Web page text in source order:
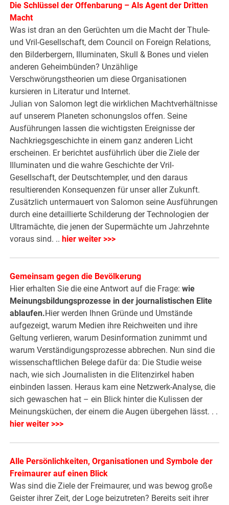
Die Schlüssel der Offenbarung – Als Agent der Dritten
Macht
Was ist dran an den Gerüchten um die Macht der Thule-
und Vril-Gesellschaft, dem Council on Foreign Relations,
den Bilderbergern, Illuminaten, Skull & Bones und vielen
anderen Geheimbünden? Unzählige
Verschwörungstheorien um diese Organisationen
kursieren in Literatur und Internet.
Julian von Salomon legt die wirklichen Machtverhältnisse
auf unserem Planeten schonungslos offen. Seine
Ausführungen lassen die wichtigsten Ereignisse der
Nachkriegsgeschichte in einem ganz anderen Licht
erscheinen. Er berichtet ausführlich über die Ziele der
Illuminaten und die wahre Geschichte der Vril-
Gesellschaft, der Deutschtempler, und den daraus
resultierenden Konsequenzen für unser aller Zukunft.
Zusätzlich untermauert von Salomon seine Ausführungen
durch eine detaillierte Schilderung der Technologien der
Ultramächte, die jenen der Supermächte um Jahrzehnte
voraus sind. .. hier weiter >>>
Gemeinsam gegen die Bevölkerung
Hier erhalten Sie die eine Antwort auf die Frage:wie
Meinungsbildungsprozesse in der journalistischen Elite
ablaufen.Hier werden Ihnen Gründe und Umstände
aufgezeigt, warum Medien ihre Reichweiten und ihre
Geltung verlieren, warum Desinformation zunimmt und
warum Verständigungsprozesse abbrechen. Nun sind die
wissenschaftlichen Belege dafür da: Die Studie weise
nach, wie sich Journalisten in die Elitenzirkel haben
einbinden lassen. Heraus kam eine Netzwerk-Analyse, die
sich gewaschen hat – ein Blick hinter die Kulissen der
Meinungsküchen, der einem die Augen übergehen lässt. . .
hier weiter >>>
Alle Persönlichkeiten, Organisationen und Symbole der
Freimaurer auf einen Blick
Was sind die Ziele der Freimaurer, und was bewog große
Geister ihrer Zeit, der Loge beizutreten? Bereits seit ihrer